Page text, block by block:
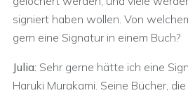
signiert haben wollen. Von
gern eine Signatur in einem Buch?
Julia: Sehr gerne hätte ich eine
Haruki Murakami. Seine Bücher,